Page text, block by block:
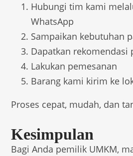
Hubungi tim kami
WhatsApp
Sampaikan kebutuhan
Dapatkan rekomendasi
Lakukan pemesanan
Barang kami kirim ke
Proses cepat, mudah, dan
Kesimpulan
Bagi Anda pemilik UMKM,